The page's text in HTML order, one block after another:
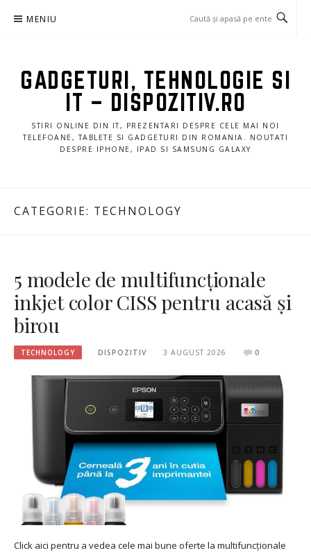
MENIU
GADGETURI, TEHNOLOGIE SI
IT – DISPOZITIV.RO
STIRI ONLINE DIN IT, PREZENTARI DESPRE CELE MAI NOI
TELEFOANE, TABLETE SI GADGETURI DIN ROMANIA. NOUTATI
DESPRE IPHONE, IPAD SI SAMSUNG GALAXY
CATEGORIE: TECHNOLOGY
5 modele de multifuncționale
inkjet color CISS pentru acasă și
birou
TECHNOLOGY DISPOZITIV 3 AUGUST 2026 0
Click aici pentru a vedea cele mai bune oferte la multifuncționale